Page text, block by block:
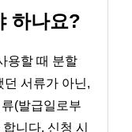
하나요?
용할 때 분할
던 서류가 아닌,
(발급일로부
니다. 신청 시